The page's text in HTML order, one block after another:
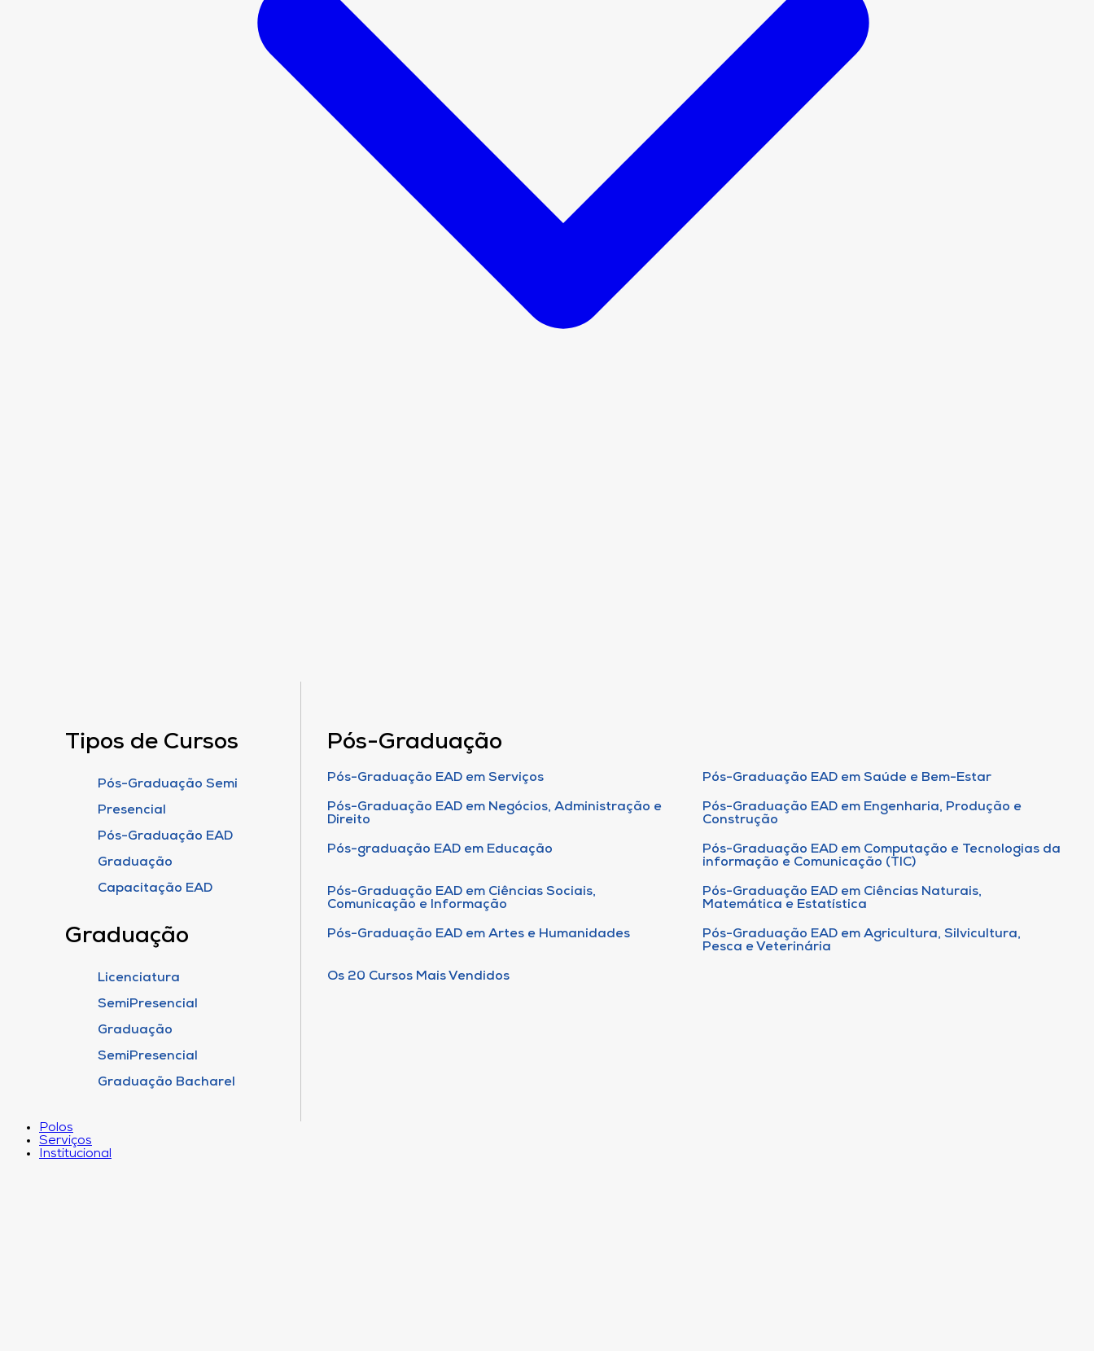
Tipos de Cursos
Pós-Graduação Semi
Presencial
Pós-Graduação EAD
Graduação
Capacitação EAD
Graduação
Licenciatura
SemiPresencial
Graduação
SemiPresencial
Graduação Bacharel
Pós-Graduação
Pós-Graduação EAD em Serviços Pós-Graduação EAD em Saúde e Bem-Estar
Pós-Graduação EAD em Negócios, Administração e
Direito
Pós-Graduação EAD em Engenharia, Produção e
Construção
Pós-graduação EAD em Educação
Pós-Graduação EAD em Computação e Tecnologias da
informação e Comunicação (TIC)
Pós-Graduação EAD em Ciências Sociais,
Comunicação e Informação
Pós-Graduação EAD em Ciências Naturais,
Matemática e Estatística
Pós-Graduação EAD em Artes e Humanidades
Pós-Graduação EAD em Agricultura, Silvicultura,
Pesca e Veterinária
Os 20 Cursos Mais Vendidos
Polos
Serviços
Institucional